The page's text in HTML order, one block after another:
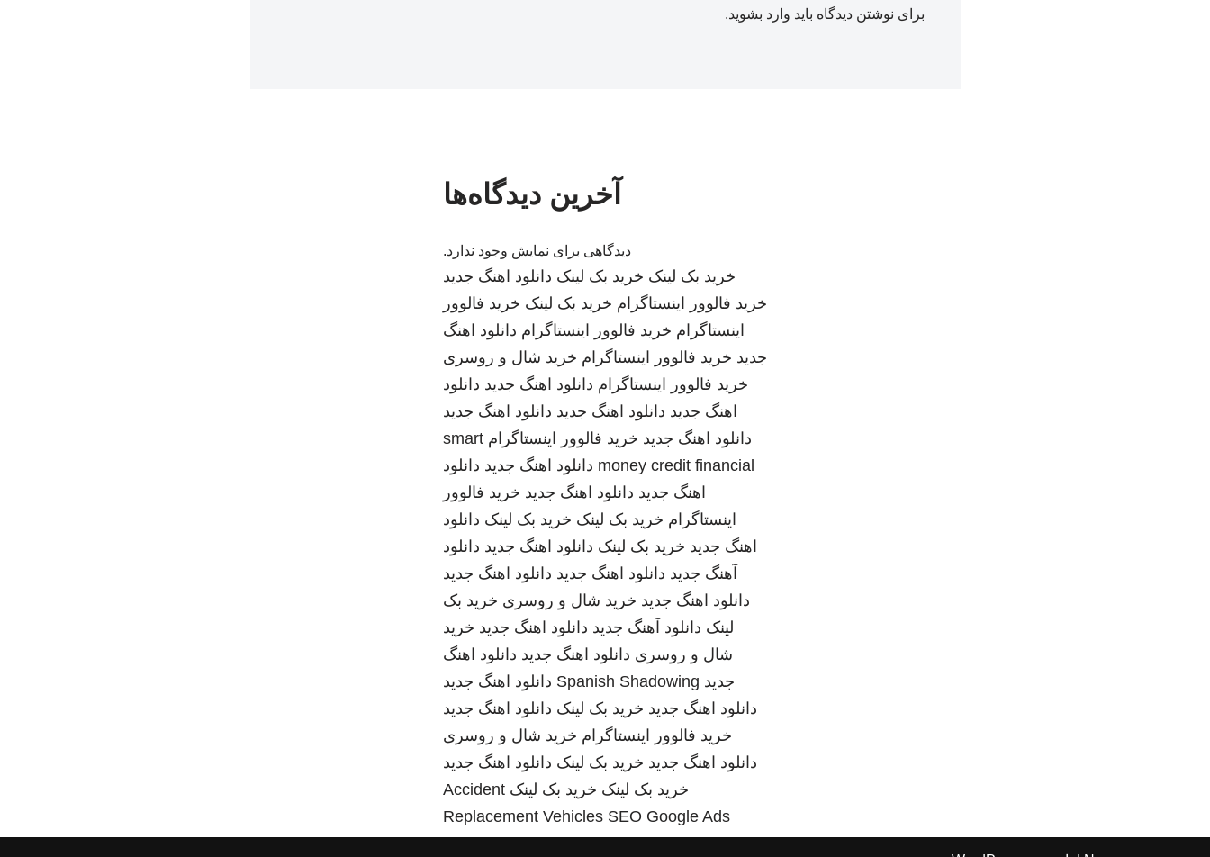
برای نوشتن دیدگاه باید وارد بشوید.
آخرین دیدگاه‌ها
دیدگاهی برای نمایش وجود ندارد.
خرید بک لینک خرید بک لینک دانلود اهنگ جدید
خرید فالوور اینستاگرام خرید بک لینک خرید فالوور
اینستاگرام خرید فالوور اینستاگرام دانلود اهنگ
جدید خرید فالوور اینستاگرام خرید شال و روسری
خرید فالوور اینستاگرام دانلود اهنگ جدید دانلود
اهنگ جدید دانلود اهنگ جدید دانلود اهنگ جدید
دانلود اهنگ جدید خرید فالوور اینستاگرام smart
money credit financial دانلود اهنگ جدید دانلود
اهنگ جدید دانلود اهنگ جدید خرید فالوور
اینستاگرام خرید بک لینک خرید بک لینک دانلود
اهنگ جدید خرید بک لینک دانلود اهنگ جدید دانلود
آهنگ جدید دانلود اهنگ جدید دانلود اهنگ جدید
دانلود اهنگ جدید خرید شال و روسری خرید بک
لینک دانلود آهنگ جدید دانلود اهنگ جدید خرید
شال و روسری دانلود اهنگ جدید دانلود اهنگ
جدید Spanish Shadowing دانلود اهنگ جدید
دانلود اهنگ جدید خرید بک لینک دانلود اهنگ جدید
خرید فالوور اینستاگرام خرید شال و روسری
دانلود اهنگ جدید خرید بک لینک دانلود اهنگ جدید
خرید بک لینک خرید بک لینک Accident
Replacement Vehicles SEO Google Ads